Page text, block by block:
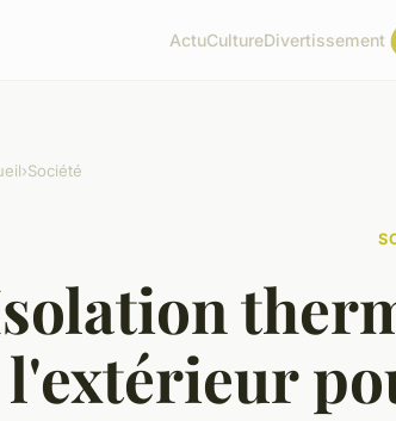
ActuCultureDivertissement
›Société
l'extérieur